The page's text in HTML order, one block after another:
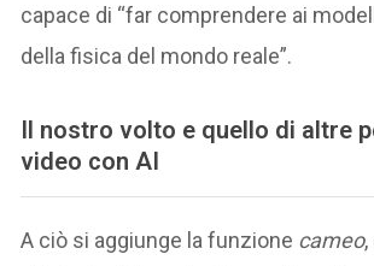
capace di “far comprendere ai
della fisica del mondo reale”.
Il nostro volto e quello di altre
video con AI
A ciò si aggiunge la funzione cameo